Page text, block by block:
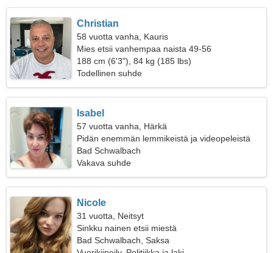
Christian
58 vuotta vanha, Kauris
Mies etsii vanhempaa naista 49-56
188 cm (6'3"), 84 kg (185 lbs)
Todellinen suhde
Isabel
57 vuotta vanha, Härkä
Pidän enemmän lemmikeistä ja videopeleistä
Bad Schwalbach
Vakava suhde
Nicole
31 vuotta, Neitsyt
Sinkku nainen etsii miestä
Bad Schwalbach, Saksa